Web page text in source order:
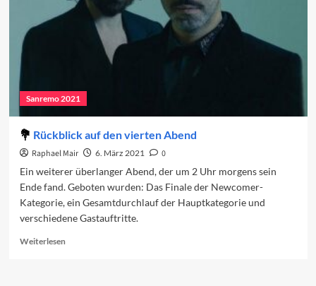
Erfolg?
Sanremo 2021
Rückblick auf den vierten Abend
Raphael Mair 6. März 2021
0
Ein weiterer überlanger Abend, der um 2 Uhr morgens sein
Ende fand. Geboten wurden: Das Finale der Newcomer-
Kategorie, ein Gesamtdurchlauf der Hauptkategorie und
verschiedene Gastauftritte.
WeiterlesenRead